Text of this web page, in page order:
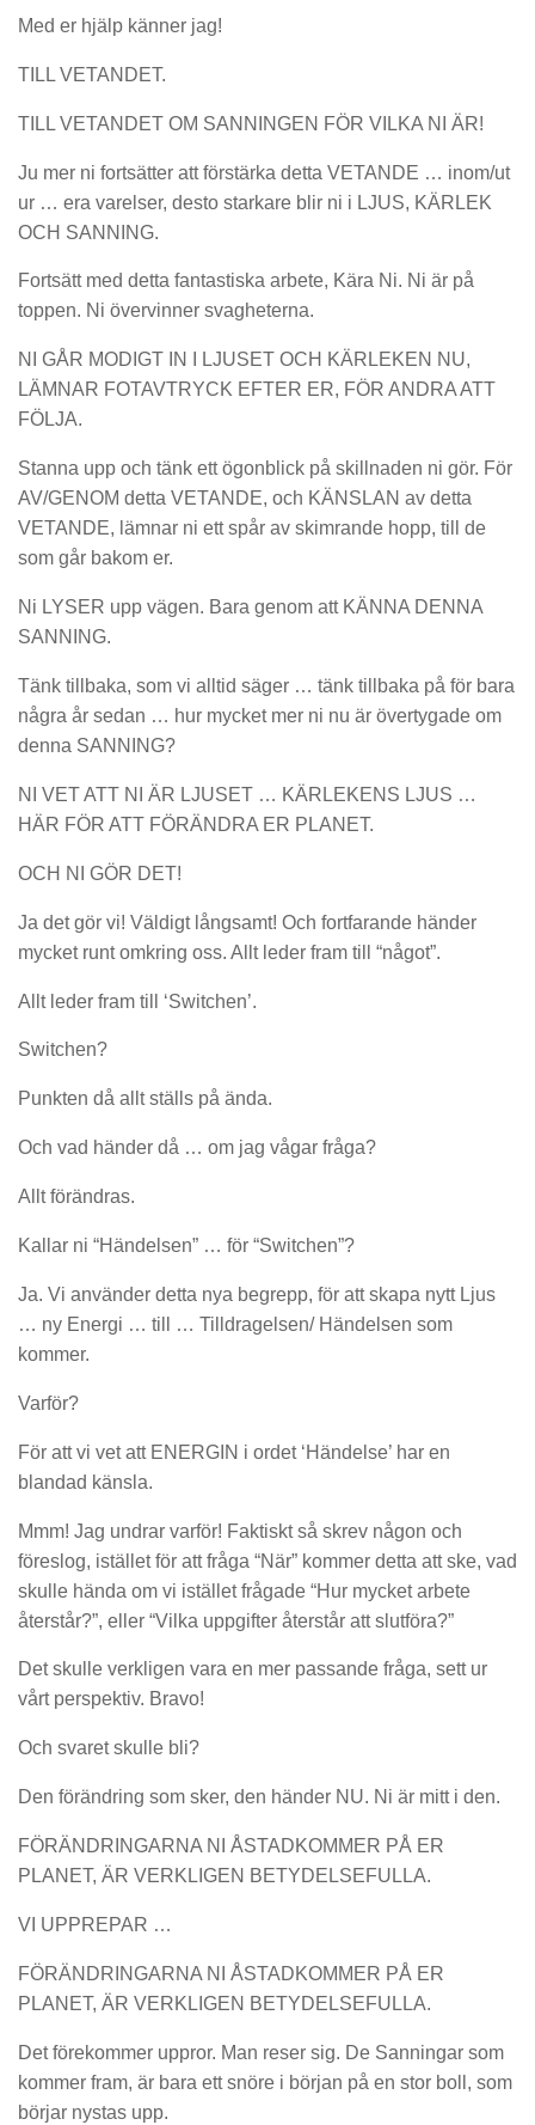
Med er hjälp känner jag!
TILL VETANDET.
TILL VETANDET OM SANNINGEN FÖR VILKA NI ÄR!
Ju mer ni fortsätter att förstärka detta VETANDE … inom/ut
ur … era varelser, desto starkare blir ni i LJUS, KÄRLEK
OCH SANNING.
Fortsätt med detta fantastiska arbete, Kära Ni. Ni är på
toppen. Ni övervinner svagheterna.
NI GÅR MODIGT IN I LJUSET OCH KÄRLEKEN NU,
LÄMNAR FOTAVTRYCK EFTER ER, FÖR ANDRA ATT
FÖLJA.
Stanna upp och tänk ett ögonblick på skillnaden ni gör. För
AV/GENOM detta VETANDE, och KÄNSLAN av detta
VETANDE, lämnar ni ett spår av skimrande hopp, till de
som går bakom er.
Ni LYSER upp vägen. Bara genom att KÄNNA DENNA
SANNING.
Tänk tillbaka, som vi alltid säger … tänk tillbaka på för bara
några år sedan … hur mycket mer ni nu är övertygade om
denna SANNING?
NI VET ATT NI ÄR LJUSET … KÄRLEKENS LJUS …
HÄR FÖR ATT FÖRÄNDRA ER PLANET.
OCH NI GÖR DET!
Ja det gör vi! Väldigt långsamt! Och fortfarande händer
mycket runt omkring oss. Allt leder fram till “något”.
Allt leder fram till ‘Switchen’.
Switchen?
Punkten då allt ställs på ända.
Och vad händer då … om jag vågar fråga?
Allt förändras.
Kallar ni “Händelsen” … för “Switchen”?
Ja. Vi använder detta nya begrepp, för att skapa nytt Ljus
… ny Energi … till … Tilldragelsen/ Händelsen som
kommer.
Varför?
För att vi vet att ENERGIN i ordet ‘Händelse’ har en
blandad känsla.
Mmm! Jag undrar varför! Faktiskt så skrev någon och
föreslog, istället för att fråga “När” kommer detta att ske, vad
skulle hända om vi istället frågade “Hur mycket arbete
återstår?”, eller “Vilka uppgifter återstår att slutföra?”
Det skulle verkligen vara en mer passande fråga, sett ur
vårt perspektiv. Bravo!
Och svaret skulle bli?
Den förändring som sker, den händer NU. Ni är mitt i den.
FÖRÄNDRINGARNA NI ÅSTADKOMMER PÅ ER
PLANET, ÄR VERKLIGEN BETYDELSEFULLA.
VI UPPREPAR …
FÖRÄNDRINGARNA NI ÅSTADKOMMER PÅ ER
PLANET, ÄR VERKLIGEN BETYDELSEFULLA.
Det förekommer uppror. Man reser sig. De Sanningar som
kommer fram, är bara ett snöre i början på en stor boll, som
börjar nystas upp.